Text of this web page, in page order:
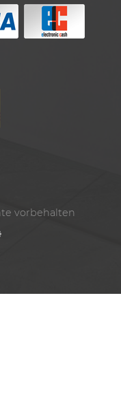
vorbehalten